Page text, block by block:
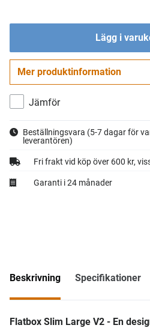
Lägg i
Gå till
Mer produktinformation
Jämför
Beställningsvara (5-7 dagar för
leverantören)
Fri frakt vid köp över 600 kr,
Garanti i 24 månader
Beskrivning Specifikationer
Flatbox Slim Large V2 - En